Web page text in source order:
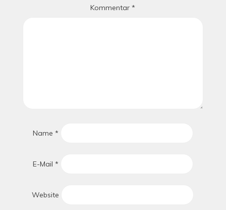
Kommentar*
Name *
E-Mail *
Website